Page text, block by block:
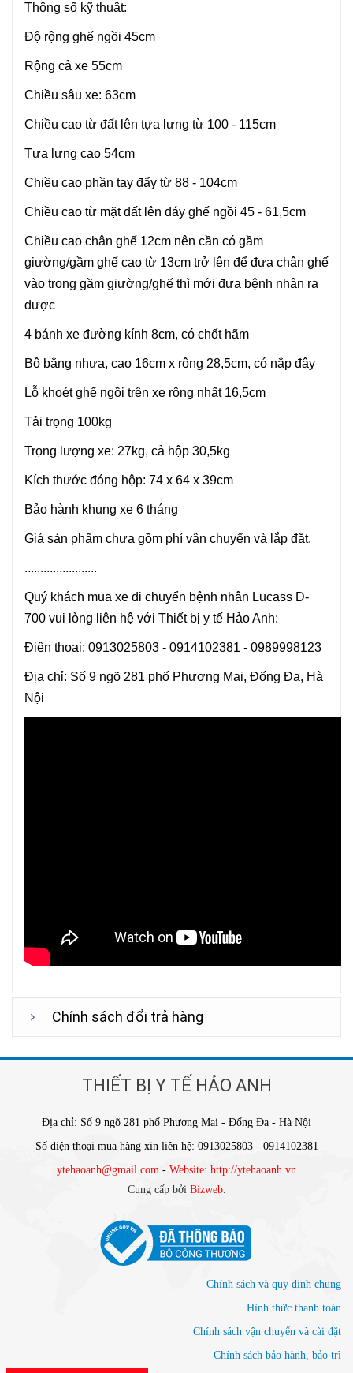
Thông số kỹ thuật:
Độ rộng ghế ngồi 45cm
Rộng cả xe 55cm
Chiều sâu xe: 63cm
Chiều cao từ đất lên tựa lưng từ 100 - 115cm
Tựa lưng cao 54cm
Chiều cao phần tay đẩy từ 88 - 104cm
Chiều cao từ mặt đất lên đáy ghế ngồi 45 - 61,5cm
Chiều cao chân ghế 12cm nên cần có gầm
giường/gầm ghế cao từ 13cm trở lên để đưa chân ghế
vào trong gầm giường/ghế thì mới đưa bệnh nhân ra
được
4 bánh xe đường kính 8cm, có chốt hãm
Bô bằng nhựa, cao 16cm x rộng 28,5cm, có nắp đậy
Lỗ khoét ghế ngồi trên xe rộng nhất 16,5cm
Tải trọng 100kg
Trọng lượng xe: 27kg, cả hộp 30,5kg
Kích thước đóng hộp: 74 x 64 x 39cm
Bảo hành khung xe 6 tháng
Giá sản phẩm chưa gồm phí vận chuyển và lắp đặt.
.......................
Quý khách mua xe di chuyển bệnh nhân Lucass D-
700 vui lòng liên hệ với Thiết bị y tế Hảo Anh:
Điện thoại: 0913025803 - 0914102381 - 0989998123
Địa chỉ: Số 9 ngõ 281 phố Phương Mai, Đống Đa, Hà
Nội
Chính sách đổi trả hàng
THIẾT BỊ Y TẾ HẢO ANH
Địa chỉ: Số 9 ngõ 281 phố Phương Mai - Đống Đa - Hà Nội
Số điện thoại mua hàng xin liên hệ: 0913025803 - 0914102381
ytehaoanh@gmail.com - Website: http://ytehaoanh.vn
Cung cấp bởi Bizweb.
Chính sách và quy định chung
Hình thức thanh toán
Chính sách vận chuyển và cài đặt
Chính sách bảo hành, bảo trì